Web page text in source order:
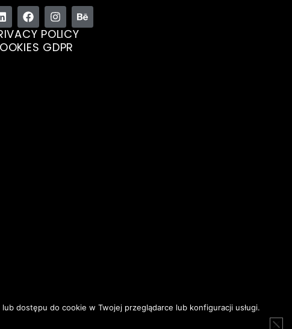
POLICY
GDPR
dostępu do cookie w Twojej przeglądarce lub konfiguracji usługi.